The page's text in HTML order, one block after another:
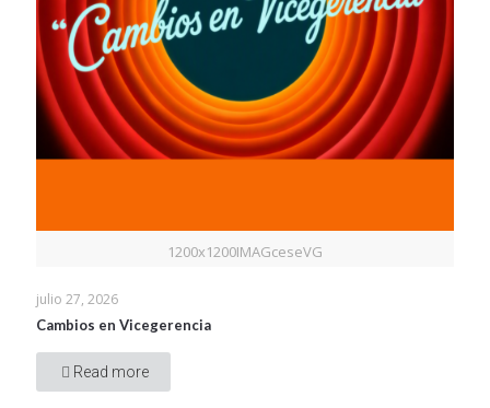
1200x1200IMAGceseVG
julio 27, 2026
Cambios en Vicegerencia
Read more